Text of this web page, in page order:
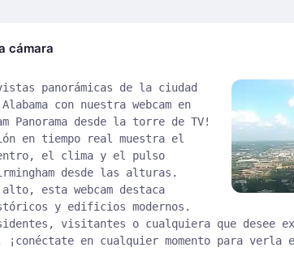
cámara
panorámicas de la ciudad
con nuestra webcam en
Panorama desde la torre de TV!
en tiempo real muestra el
el clima y el pulso
desde las alturas.
esta webcam destaca
y edificios modernos.
visitantes o cualquiera que desee
¡conéctate en cualquier momento para verla